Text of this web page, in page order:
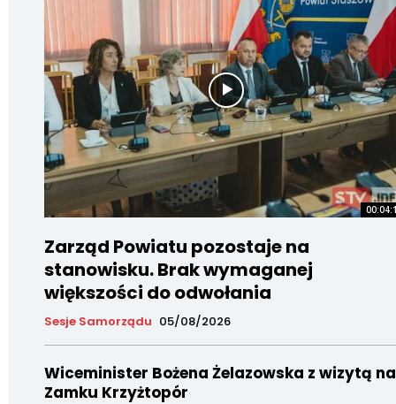
Zarząd Powiatu pozostaje na
stanowisku. Brak wymaganej
większości do odwołania
Sesje Samorządu 05/08/2026
Wiceminister Bożena Żelazowska z wizytą na
Zamku Krzyżtopór